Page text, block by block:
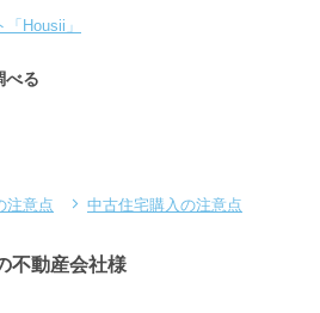
Housii」
べる
注意点 中古住宅購入の注意点
不動産会社様